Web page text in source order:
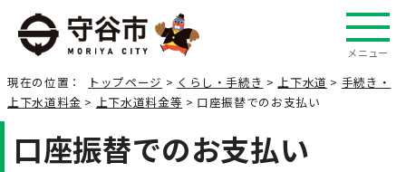
メニュー
現在の位置： トップページ > くらし・手続き >上下水道 > 手続き・
上下水道料金 > 上下水道料金等 > 口座振替でのお支払い
口座振替でのお支払い